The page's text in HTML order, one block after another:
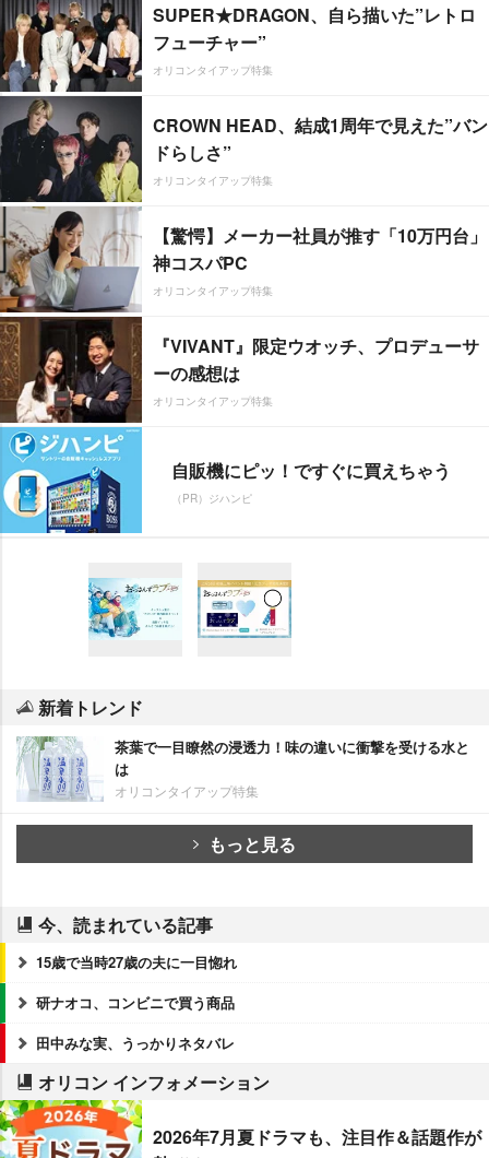
SUPER★DRAGON、自ら描いた”レトロ
フューチャー”
オリコンタイアップ特集
CROWN HEAD、結成1周年で見えた”バン
ドらしさ”
オリコンタイアップ特集
【驚愕】メーカー社員が推す「10万円台」
神コスパPC
オリコンタイアップ特集
『VIVANT』限定ウオッチ、プロデューサ
ーの感想は
オリコンタイアップ特集
自販機にピッ！ですぐに買えちゃう
（PR）ジハンピ
新着トレンド
茶葉で一目瞭然の浸透力！味の違いに衝撃を受ける水と
は
オリコンタイアップ特集
もっと見る
今、読まれている記事
15歳で当時27歳の夫に一目惚れ
研ナオコ、コンビニで買う商品
田中みな実、うっかりネタバレ
オリコン インフォメーション
2026年7月夏ドラマも、注目作＆話題作が